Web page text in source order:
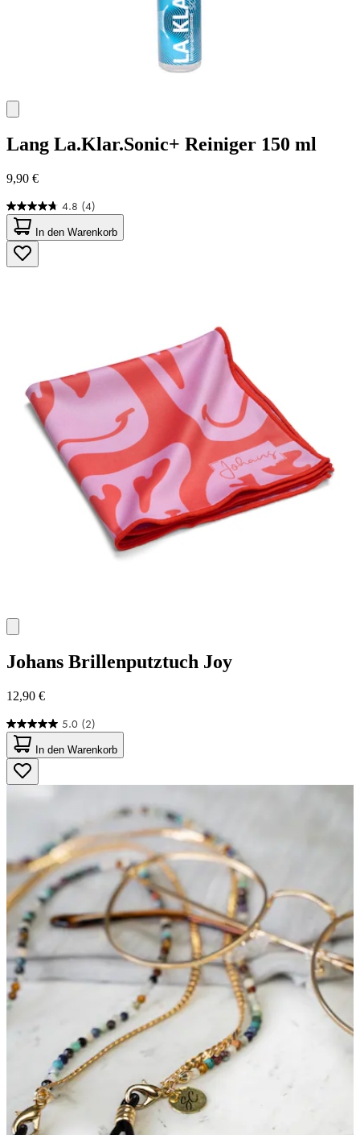
Lang La.Klar.Sonic+ Reiniger 150 ml
9,90 €
4.8 (4)
4.8
von
5
Sternen.
4
In den Warenkorb
Johans Brillenputztuch Joy
12,90 €
5.0 (2)
5.0
von
5
Sternen.
2
In den Warenkorb